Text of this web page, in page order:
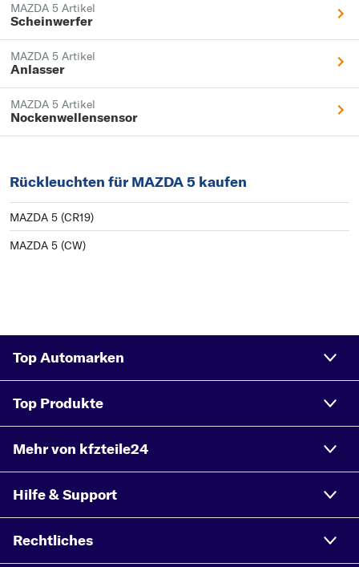
MAZDA 5 Artikel
Scheinwerfer
MAZDA 5 Artikel
Anlasser
MAZDA 5 Artikel
Nockenwellensensor
Rückleuchten für MAZDA 5 kaufen
MAZDA 5 (CR19)
MAZDA 5 (CW)
Top Automarken
Top Produkte
Mehr von kfzteile24
Hilfe & Support
Rechtliches